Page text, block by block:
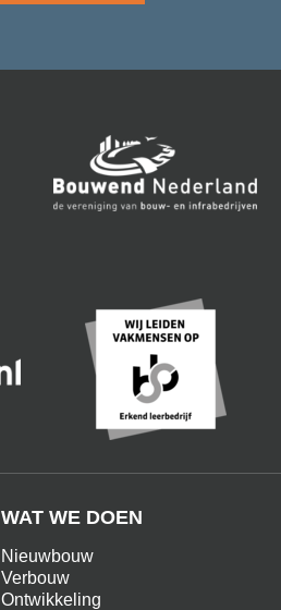
WAT WE DOEN
Nieuwbouw
Verbouw
Ontwikkeling